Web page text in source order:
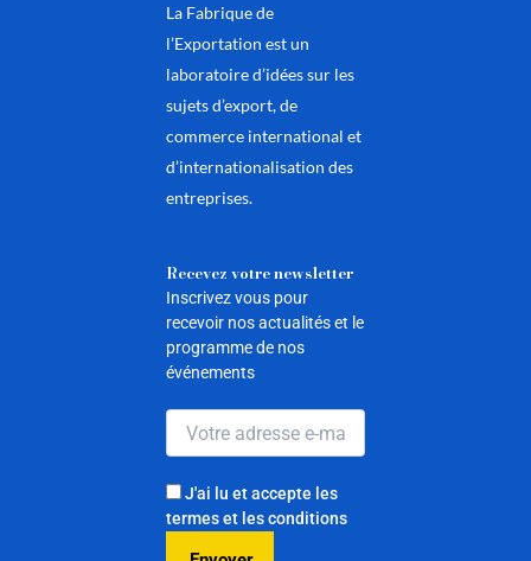
La Fabrique de
l’Exportation est un
laboratoire d’idées sur les
sujets d’export, de
commerce international et
d’internationalisation des
entreprises.
Recevez votre newsletter
Inscrivez vous pour
recevoir nos actualités et le
programme de nos
événements
J'ai lu et accepte les
termes et les conditions